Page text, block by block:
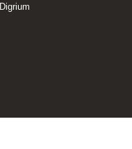
Digrium